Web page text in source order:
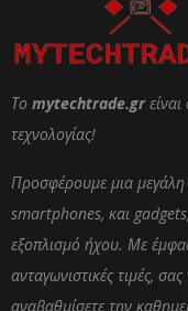
Το mytechtrade.grείναι
τεχνολογίας!
Προσφέρουμε μια
smartphones, και
εξοπλισμό ήχου. Με
ανταγωνιστικές τιμές,
αναβαθμίσετε την